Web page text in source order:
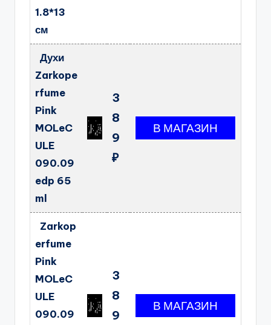
1.8*13
см
Духи
Zarkope
rfume
Pink
MOLeC
ULE
090.09
edp 65
ml
3
8
9
₽
Zarkop
erfume
Pink
MOLeC
ULE
090.09
3
8
9